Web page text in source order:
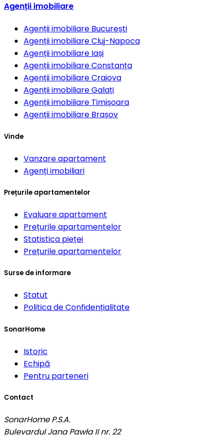
Agenții imobiliare
Agenții imobiliare București
Agenții imobiliareCluj-Napoca
Agenții imobiliare Iași
Agenții imobiliareConstanța
Agenții imobiliareCraiova
Agenții imobiliareGalați
Agenții imobiliare Timișoara
Agenții imobiliare Brașov
Vinde
Vanzare apartament
Agenți imobiliari
Prețurile apartamentelor
Evaluare apartament
Prețurile apartamentelor
Statistica pieței
Prețurile apartamentelor
Surse de informare
Statut
Politica de Confidențialitate
SonarHome
Istoric
Echipă
Pentru parteneri
Contact
SonarHome P.S.A.
Bulevardul Jana Pawła II nr. 22